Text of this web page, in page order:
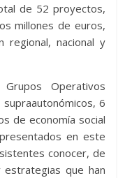
de 52 proyectos,
millones de euros,
regional, nacional y
Operativos
6
de economía social
en este
conocer, de
estrategias que han